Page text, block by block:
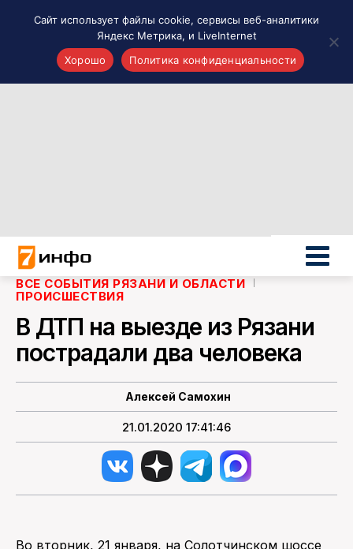
Новости России
Политика
Новости мира
Все материалы 7инфо
О НАС
ПОИСК ПО САЙТУ
ВСЕ СОБЫТИЯ РЯЗАНИ И ОБЛАСТИ
ПРОИСШЕСТВИЯ
В ДТП на выезде из Рязани
пострадали два человека
Алексей Самохин
21.01.2020 17:41:46
Во вторник, 21 января, на Солотчинском шоссе
Сайт использует файлы cookie, сервисы веб-аналитики
Яндекс Метрика, и LiveInternet
Хорошо
Политика конфиденциальности